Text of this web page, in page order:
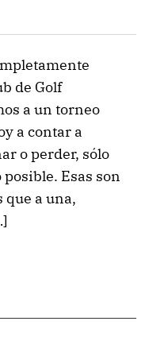
de Golf
a un torneo
a contar a
o perder, sólo
Esas son
a una,